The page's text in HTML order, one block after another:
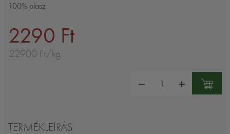
100% olasz
2290 Ft
22900 Ft/kg
TERMÉKLEÍRÁS